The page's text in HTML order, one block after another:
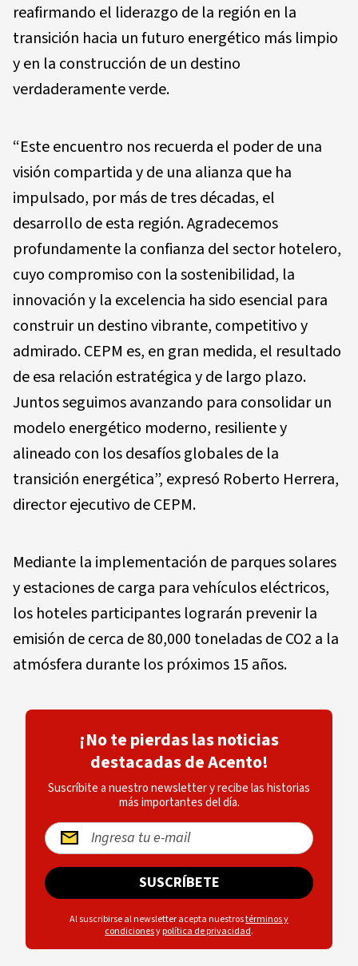
reafirmando el liderazgo de la región en la
transición hacia un futuro energético más limpio
y en la construcción de un destino
verdaderamente verde.
“Este encuentro nos recuerda el poder de una
visión compartida y de una alianza que ha
impulsado, por más de tres décadas, el
desarrollo de esta región. Agradecemos
profundamente la confianza del sector hotelero,
cuyo compromiso con la sostenibilidad, la
innovación y la excelencia ha sido esencial para
construir un destino vibrante, competitivo y
admirado. CEPM es, en gran medida, el resultado
de esa relación estratégica y de largo plazo.
Juntos seguimos avanzando para consolidar un
modelo energético moderno, resiliente y
alineado con los desafíos globales de la
transición energética”, expresó Roberto Herrera,
director ejecutivo de CEPM.
Mediante la implementación de parques solares
y estaciones de carga para vehículos eléctricos,
los hoteles participantes lograrán prevenir la
emisión de cerca de 80,000 toneladas de CO2 a la
atmósfera durante los próximos 15 años.
¡No te pierdas las noticias
destacadas de Acento!
Suscríbite a nuestro newsletter y recibe las historias
más importantes del día.
SUSCRÍBETE
Al suscribirse al newsletter acepta nuestrostérminos y
condicionesypolítica de privacidad.